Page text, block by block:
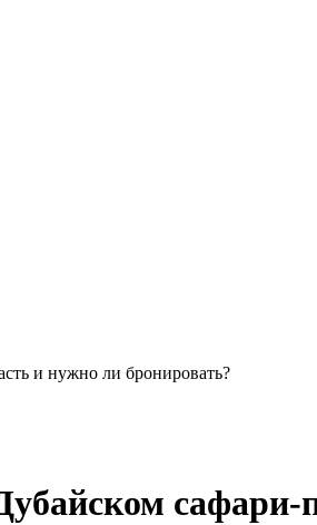
и нужно ли бронировать?